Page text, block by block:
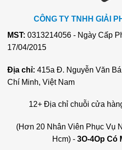
CÔNG TY TNHH GIẢI
MST: 0313214056 - Ngày Cấp
17/04/2015
Địa chỉ: 415a Đ. Nguyễn Văn
Chí Minh, Việt Nam
12+ Địa chỉ chuỗi cửa
(Hơn 20 Nhân Viên Phục Vụ
Hcm) - 3O-4Op Có